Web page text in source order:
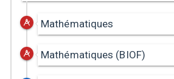
Mathématiques
Mathématiques (BIOF)